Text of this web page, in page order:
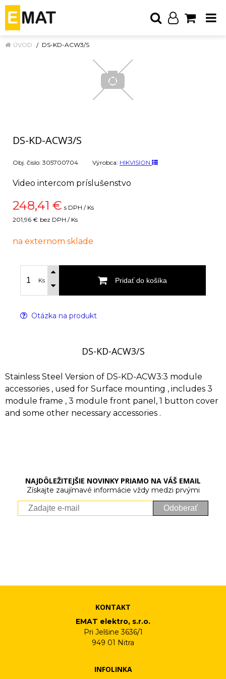
ÚVOD DS-KD-ACW3/S
DS-KD-ACW3/S
Obj. čislo: 305700704 Výrobca: HIKVISION
Video intercom príslušenstvo
248,41 € s DPH / Ks
201,96 € bez DPH / Ks
na externom sklade
Ks Pridať do košíka
Otázka na produkt
DS-KD-ACW3/S
Stainless Steel Version of DS-KD-ACW3:3 module
accessories , used for Surface mounting , includes 3
module frame , 3 module front panel, 1 button cover
and some other necessary accessories .
NAJDÔLEŽITEJŠIE NOVINKY PRIAMO NA VÁŠ EMAIL
Získajte zaujímavé informácie vždy medzi prvými
Odoberať
KONTAKT
EMAT elektro, s.r.o.
Pri Jelšine 3636/1
949 01 Nitra
INFOLINKA